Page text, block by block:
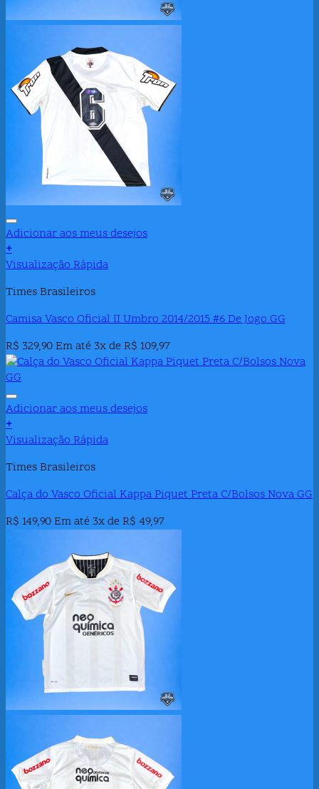
Adicionar aos meus desejos
+
Visualização Rápida
Times Brasileiros
Camisa Vasco Oficial II Umbro 2014/2015 #6 De Jogo GG
R$ 329,90Em até 3x deR$ 109,97
Adicionar aos meus desejos
+
Visualização Rápida
Times Brasileiros
Calça do Vasco Oficial Kappa Piquet Preta C/Bolsos Nova GG
R$ 149,90Em até 3x deR$ 49,97